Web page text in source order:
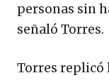
personas sin
señaló Torres.
Torres replicó